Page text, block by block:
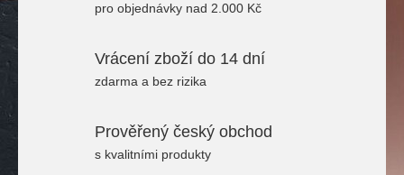
pro objednávky nad 2.000 Kč
Vrácení zboží do 14 dní
zdarma a bez rizika
Prověřený český obchod
s kvalitními produkty